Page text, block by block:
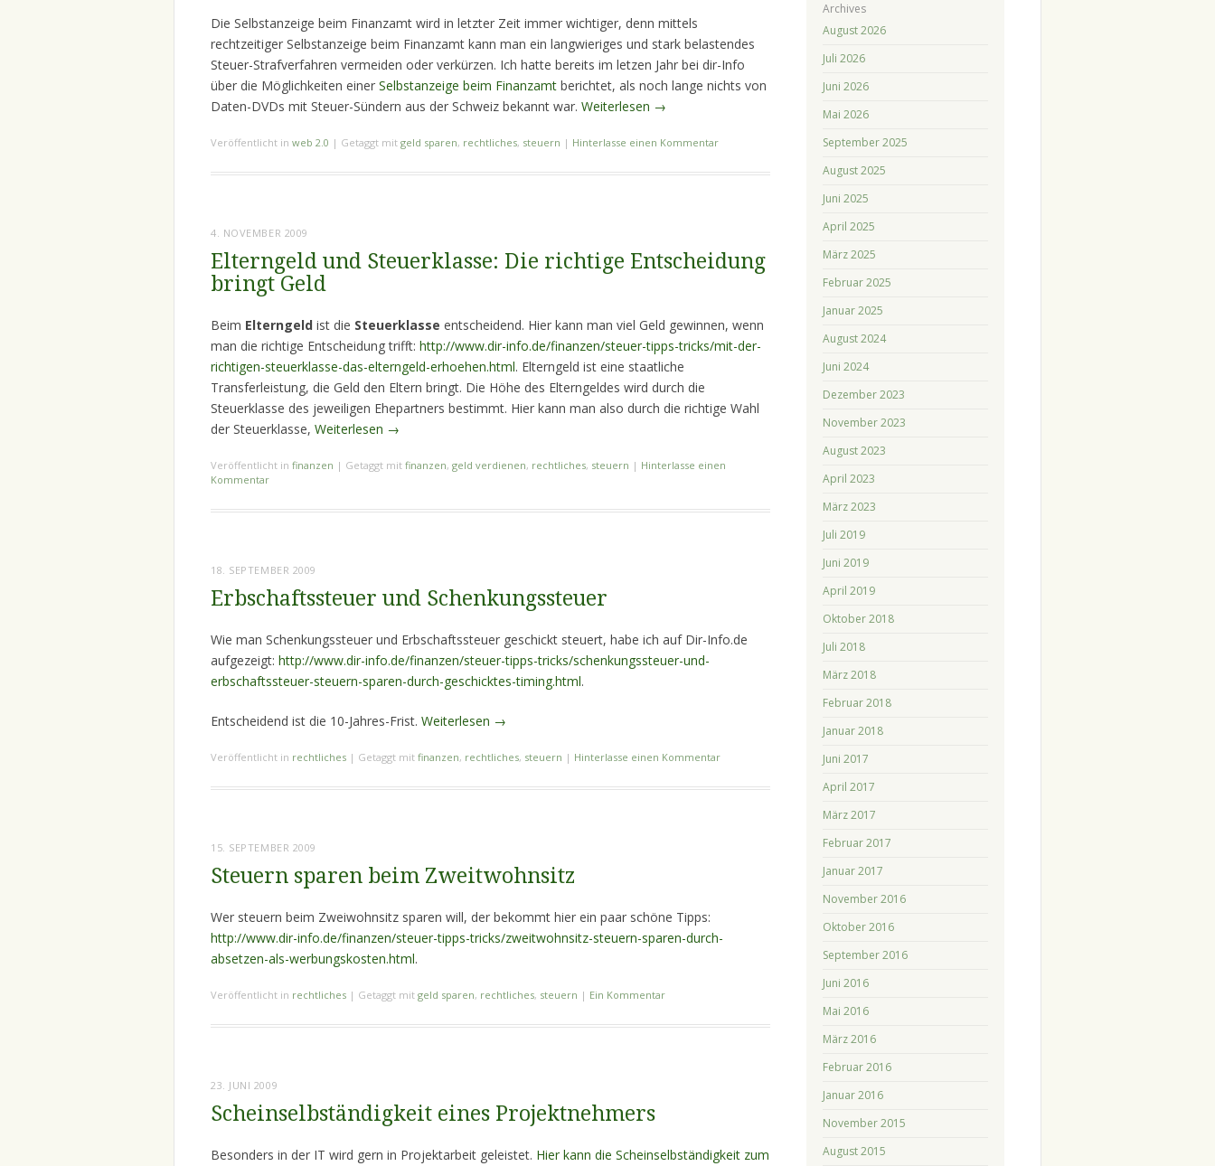
Die Selbstanzeige beim Finanzamt wird in letzter Zeit immer wichtiger, denn mittels
rechtzeitiger Selbstanzeige beim Finanzamt kann man ein langwieriges und stark belastendes
Steuer-Strafverfahren vermeiden oder verkürzen. Ich hatte bereits im letzen Jahr bei dir-Info
über die Möglichkeiten einer Selbstanzeige beim Finanzamt berichtet, als noch lange nichts von
Daten-DVDs mit Steuer-Sündern aus der Schweiz bekannt war. Weiterlesen →
Veröffentlicht in web 2.0 | Getaggt mit geld sparen, rechtliches, steuern | Hinterlasse einen Kommentar
4. NOVEMBER 2009
Elterngeld und Steuerklasse: Die richtige Entscheidung
bringt Geld
Beim Elterngeld ist die Steuerklasse entscheidend. Hier kann man viel Geld gewinnen, wenn
man die richtige Entscheidung trifft: http://www.dir-info.de/finanzen/steuer-tipps-tricks/mit-der-
richtigen-steuerklasse-das-elterngeld-erhoehen.html. Elterngeld ist eine staatliche
Transferleistung, die Geld den Eltern bringt. Die Höhe des Elterngeldes wird durch die
Steuerklasse des jeweiligen Ehepartners bestimmt. Hier kann man also durch die richtige Wahl
der Steuerklasse, Weiterlesen →
Veröffentlicht in finanzen | Getaggt mit finanzen, geld verdienen, rechtliches, steuern | Hinterlasse einen
Kommentar
18. SEPTEMBER 2009
Erbschaftssteuer und Schenkungssteuer
Wie man Schenkungssteuer und Erbschaftssteuer geschickt steuert, habe ich auf Dir-Info.de
aufgezeigt: http://www.dir-info.de/finanzen/steuer-tipps-tricks/schenkungssteuer-und-
erbschaftssteuer-steuern-sparen-durch-geschicktes-timing.html.
Entscheidend ist die 10-Jahres-Frist. Weiterlesen →
Veröffentlicht in rechtliches | Getaggt mit finanzen, rechtliches, steuern | Hinterlasse einen Kommentar
15. SEPTEMBER 2009
Steuern sparen beim Zweitwohnsitz
Wer steuern beim Zweiwohnsitz sparen will, der bekommt hier ein paar schöne Tipps:
http://www.dir-info.de/finanzen/steuer-tipps-tricks/zweitwohnsitz-steuern-sparen-durch-
absetzen-als-werbungskosten.html.
Veröffentlicht in rechtliches | Getaggt mit geld sparen, rechtliches, steuern | Ein Kommentar
23. JUNI 2009
Scheinselbständigkeit eines Projektnehmers
Besonders in der IT wird gern in Projektarbeit geleistet. Hier kann die Scheinselbständigkeit zum
Archives
August 2026
Juli 2026
Juni 2026
Mai 2026
September 2025
August 2025
Juni 2025
April 2025
März 2025
Februar 2025
Januar 2025
August 2024
Juni 2024
Dezember 2023
November 2023
August 2023
April 2023
März 2023
Juli 2019
Juni 2019
April 2019
Oktober 2018
Juli 2018
März 2018
Februar 2018
Januar 2018
Juni 2017
April 2017
März 2017
Februar 2017
Januar 2017
November 2016
Oktober 2016
September 2016
Juni 2016
Mai 2016
März 2016
Februar 2016
Januar 2016
November 2015
August 2015